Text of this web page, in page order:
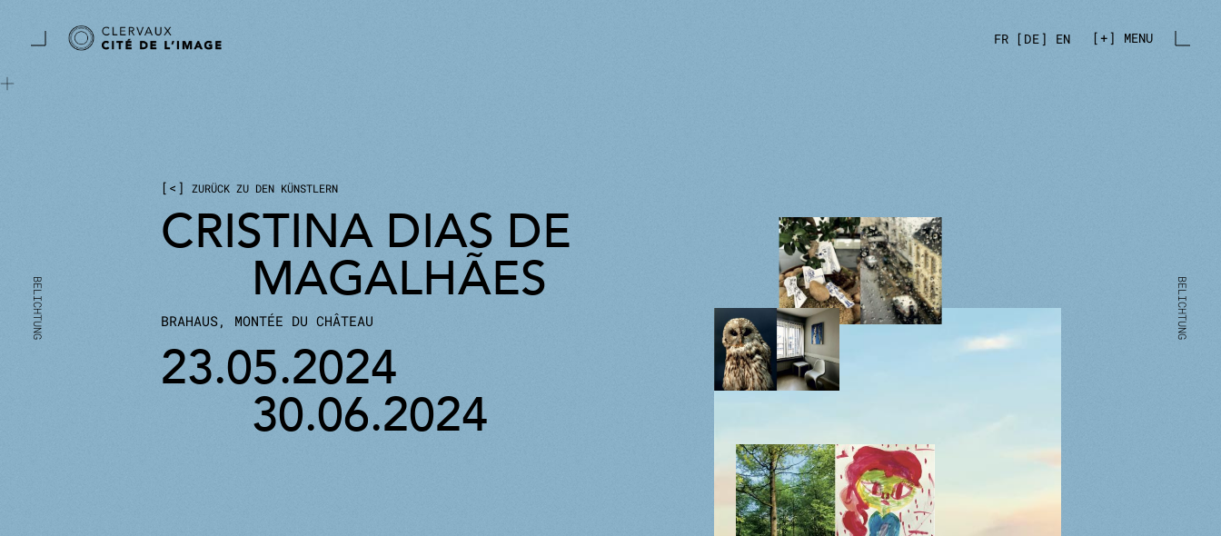
FR
DE EN + MENU
< ZURÜCK ZU DEN KÜNSTLERN
CRISTINA DIAS DE
MAGALHÃES
BRAHAUS, MONTÉE DU CHÂTEAU
23.05.2024
30.06.2024